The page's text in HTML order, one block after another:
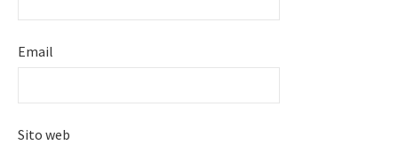
Email
Sito web